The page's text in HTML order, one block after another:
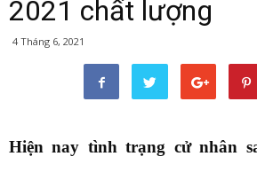
2021 chất lượng
4 Tháng 6, 2021
Hiện nay tình trạng cử nhân